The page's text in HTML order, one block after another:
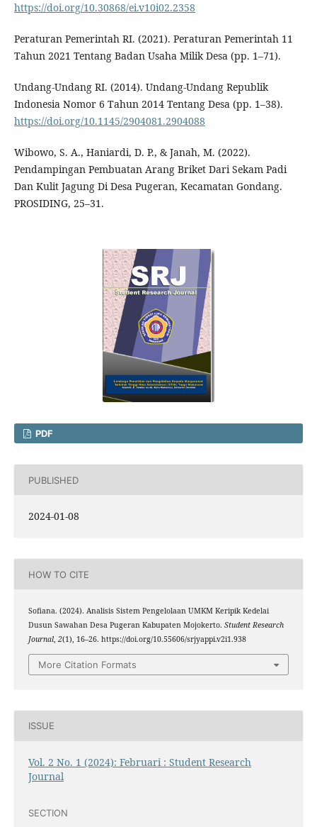
https://doi.org/10.30868/ei.v10i02.2358
Peraturan Pemerintah RI. (2021). Peraturan Pemerintah 11
Tahun 2021 Tentang Badan Usaha Milik Desa (pp. 1–71).
Undang-Undang RI. (2014). Undang-Undang Republik
Indonesia Nomor 6 Tahun 2014 Tentang Desa (pp. 1–38).
https://doi.org/10.1145/2904081.2904088
Wibowo, S. A., Haniardi, D. P., & Janah, M. (2022).
Pendampingan Pembuatan Arang Briket Dari Sekam Padi
Dan Kulit Jagung Di Desa Pugeran, Kecamatan Gondang.
PROSIDING, 25–31.
PDF
PUBLISHED
2024-01-08
HOW TO CITE
Sofiana. (2024). Analisis Sistem Pengelolaan UMKM Keripik Kedelai
Dusun Sawahan Desa Pugeran Kabupaten Mojokerto. Student Research
Journal, 2(1), 16–26. https://doi.org/10.55606/srjyappi.v2i1.938
More Citation Formats
ISSUE
Vol. 2 No. 1 (2024): Februari : Student Research
Journal
SECTION